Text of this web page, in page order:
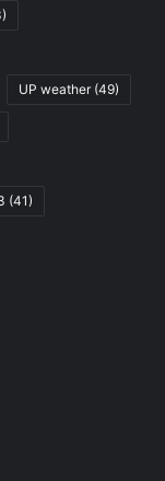
UP weather(49)
(41)